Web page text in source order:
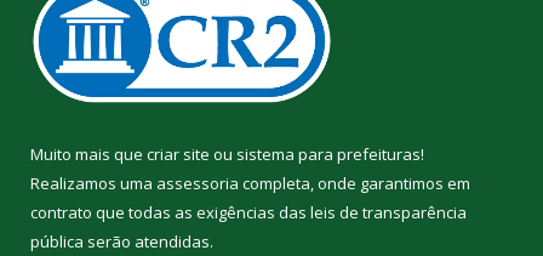
Muito mais que criar site ou sistema para prefeituras!
Realizamos uma assessoria completa, onde garantimos em
contrato que todas as exigências das leis de transparência
pública serão atendidas.